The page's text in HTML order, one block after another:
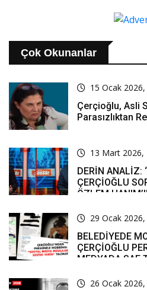
Çok Okunanlar
15 Ocak 2026,
Çerçioğlu, Asli
Parasızlıktan
13 Mart 2026,
DERİN ANALİZ:
ÇERÇİOĞLU
ÖZLEM
29 Ocak
BELEDİYEDE
ÇERÇİOĞLU
MEDYADA SAF
26 Ocak 2026,